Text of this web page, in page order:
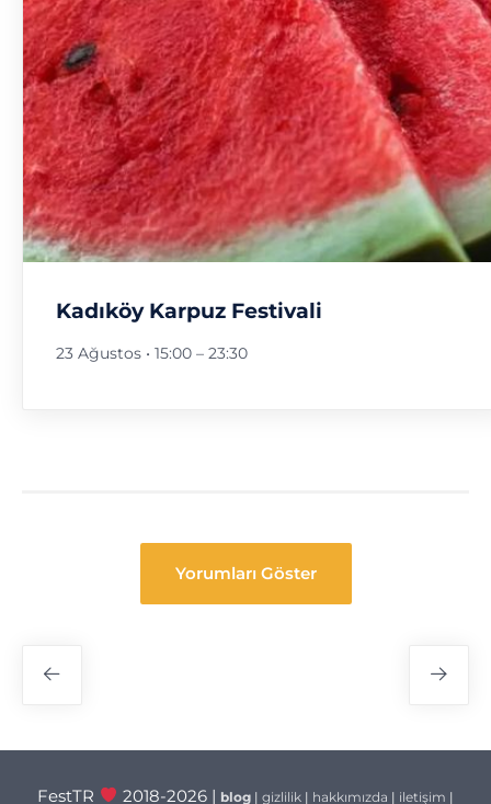
Kadıköy Karpuz Festivali
23 Ağustos • 15:00 – 23:30
Yorumları Göster
FestTR 2018-2026 | blog| gizlilik| hakkımızda | iletişim |